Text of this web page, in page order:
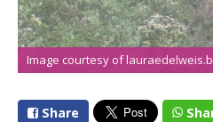
Image courtesy of
Share